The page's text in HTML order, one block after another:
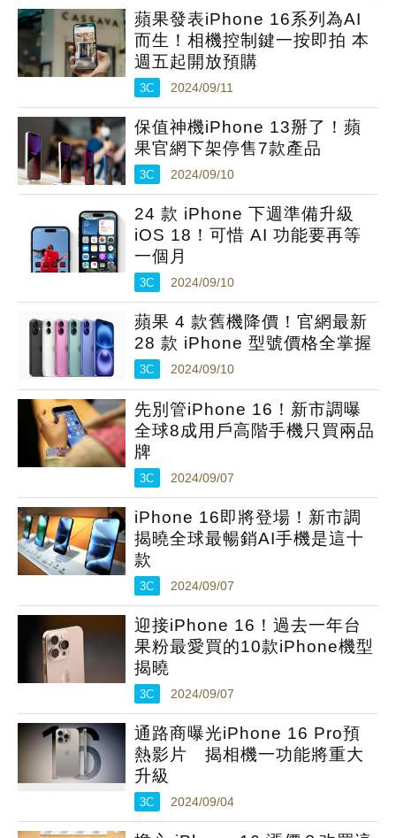
蘋果發表iPhone 16系列為AI
而生！相機控制鍵一按即拍 本
週五起開放預購
3C 2024/09/11
保值神機iPhone 13掰了！蘋
果官網下架停售7款產品
3C 2024/09/10
24 款 iPhone 下週準備升級
iOS 18！可惜 AI 功能要再等
一個月
3C 2024/09/10
蘋果 4 款舊機降價！官網最新
28 款 iPhone 型號價格全掌握
3C 2024/09/10
先別管iPhone 16！新市調曝
全球8成用戶高階手機只買兩品
牌
3C 2024/09/07
iPhone 16即將登場！新市調
揭曉全球最暢銷AI手機是這十
款
3C 2024/09/07
迎接iPhone 16！過去一年台
果粉最愛買的10款iPhone機型
揭曉
3C 2024/09/07
通路商曝光iPhone 16 Pro預
熱影片 揭相機一功能將重大
升級
3C 2024/09/04